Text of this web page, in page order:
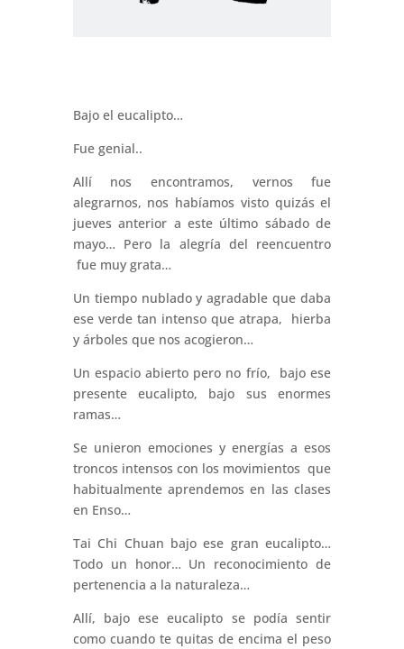
Bajo el eucalipto…
Fue genial..
Allí nos encontramos, vernos fue
alegrarnos, nos habíamos visto quizás el
jueves anterior a este último sábado de
mayo… Pero la alegría del reencuentro
fue muy grata…
Un tiempo nublado y agradable que daba
ese verde tan intenso que atrapa, hierba
y árboles que nos acogieron…
Un espacio abierto pero no frío, bajo ese
presente eucalipto, bajo sus enormes
ramas…
Se unieron emociones y energías a esos
troncos intensos con los movimientos que
habitualmente aprendemos en las clases
en Enso…
Tai Chi Chuan bajo ese gran eucalipto…
Todo un honor… Un reconocimiento de
pertenencia a la naturaleza…
Allí, bajo ese eucalipto se podía sentir
como cuando te quitas de encima el peso